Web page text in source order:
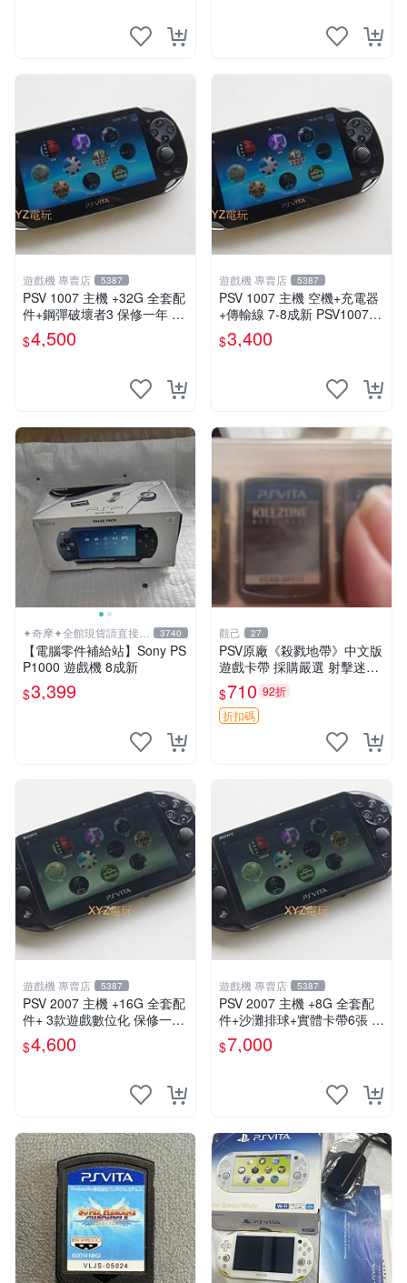
遊戲機 專賣店 5387
PSV 1007 主機 +32G 全套配
件+鋼彈破壞者3 保修一年 品
質有保障 psvita
$4,500
遊戲機 專賣店 5387
PSV 1007 主機 空機+充電器
+傳輸線 7-8成新 PSV1007
一年保修
$3,400
✦奇摩✦全館現貨請直接下
標
3740
【電腦零件補給站】Sony PS
P1000 遊戲機 8成新
$3,399
觀己 27
PSV原廠《殺戮地帶》中文版
遊戲卡帶 採購嚴選 射擊迷必
備 成色尚佳 插入即玩 殺戮地
帶 PSV 射擊 游戲
$710 92折
折扣碼
遊戲機 專賣店 5387
PSV 2007 主機 +16G 全套配
件+ 3款遊戲數位化 保修一年
品質有保障
$4,600
遊戲機 專賣店 5387
PSV 2007 主機 +8G 全套配
件+沙灘排球+實體卡帶6張 保
修一年 品質有保障
$7,000